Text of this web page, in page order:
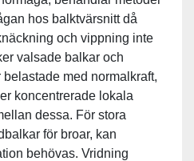
hos balktvärsnitt då
och vippning inte
valsade balkar och
med normalkraft,
koncentrerade lokala
dessa. För stora
för broar, kan
behövas. Vridning